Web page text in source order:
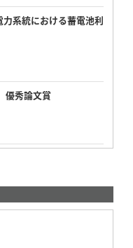
系統における蓄電池利
優秀論文賞